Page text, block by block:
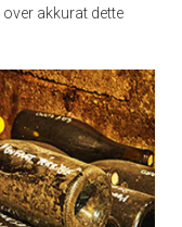
akkurat dette